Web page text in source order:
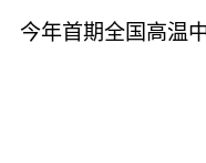
今年首期全国高温